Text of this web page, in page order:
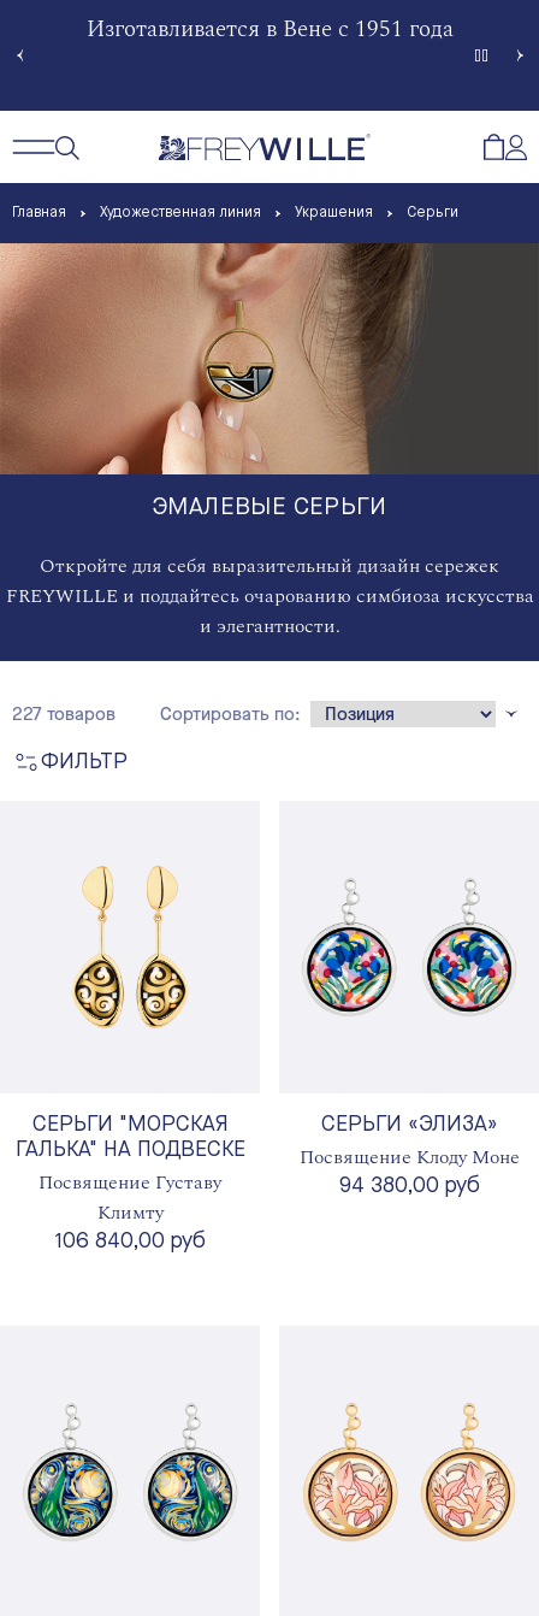
Изготавливается в Вене с 1951 года
Открыть / Закрыть навигацию
Открытый поиск
Главная Художественная линия Украшения Серьги
ЭМАЛЕВЫЕ СЕРЬГИ
Откройте для себя выразительный дизайн сережек
FREYWILLE и поддайтесь очарованию симбиоза искусства
и элегантности.
ФИЛЬТР
СЕРЬГИ "МОРСКАЯ
ГАЛЬКА" НА ПОДВЕСКЕ
Посвящение Густаву
Климту
106 840,00 руб
СЕРЬГИ «ЭЛИЗА»
Посвящение Клоду Моне
94 380,00 руб
227 товаров Сортировать по: